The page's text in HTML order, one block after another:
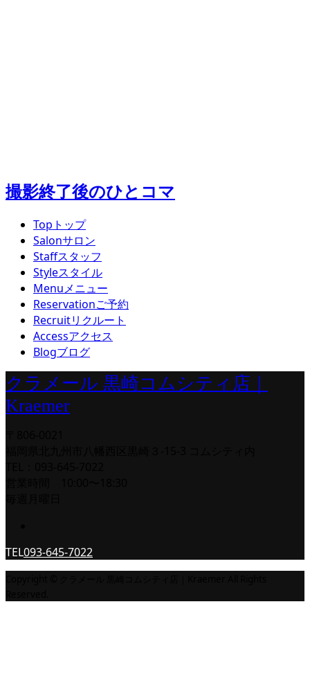
撮影終了後のひとコマ
Top トップ
Salonサロン
Staffスタッフ
Styleスタイル
Menuメニュー
Reservationご予約
Recruitリクルート
Accessアクセス
Blogブログ
クラメール 黒崎コムシティ店｜
Kraemer
TEL093-645-7022